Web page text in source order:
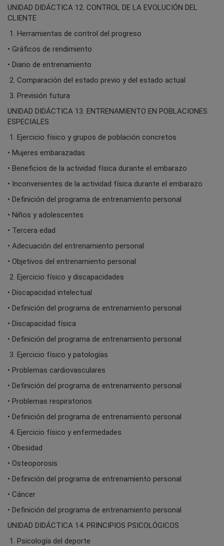
UNIDAD DIDÁCTICA 12. CONTROL DE LA EVOLUCIÓN DEL
CLIENTE
1. Herramientas de control del progreso
• Gráficos de rendimiento
• Diario de entrenamiento
2. Comparación del estado previo y del estado actual
3. Previsión futura
UNIDAD DIDÁCTICA 13. ENTRENAMIENTO EN POBLACIONES
ESPECIALES
1. Ejercicio físico y grupos de población concretos
• Mujeres embarazadas
• Beneficios de la actividad física durante el embarazo
• Inconvenientes de la actividad física durante el embarazo
• Definición del programa de entrenamiento personal
• Niños y adolescentes
• Tercera edad
• Adecuación del entrenamiento personal
• Objetivos del entrenamiento personal
2. Ejercicio físico y discapacidades
• Discapacidad intelectual
• Definición del programa de entrenamiento personal
• Discapacidad física
• Definición del programa de entrenamiento personal
3. Ejercicio físico y patologías
• Problemas cardiovasculares
• Definición del programa de entrenamiento personal
• Problemas respiratorios
• Definición del programa de entrenamiento personal
4. Ejercicio físico y enfermedades
• Obesidad
• Osteoporosis
• Definición del programa de entrenamiento personal
• Cáncer
• Definición del programa de entrenamiento personal
UNIDAD DIDÁCTICA 14. PRINCIPIOS PSICOLÓGICOS
1. Psicología del deporte